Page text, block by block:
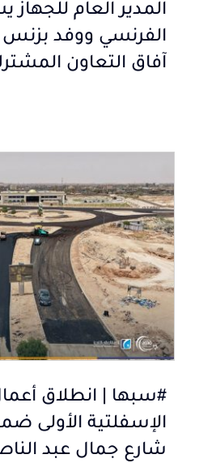
المدير العام
الفرنسي ووفد
آفاق التعاون
#سبها | انطلاق
الإسفلتية الأولى
شارع جمال عبد